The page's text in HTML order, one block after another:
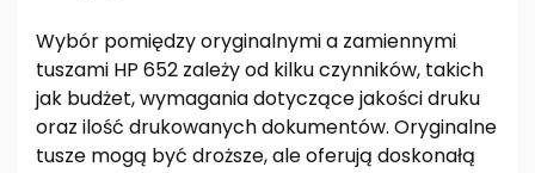
Wybór pomiędzy oryginalnymi a zamiennymi
tuszami HP 652 zależy od kilku czynników, takich
jak budżet, wymagania dotyczące jakości druku
oraz ilość drukowanych dokumentów. Oryginalne
tusze mogą być droższe, ale oferują doskonałą